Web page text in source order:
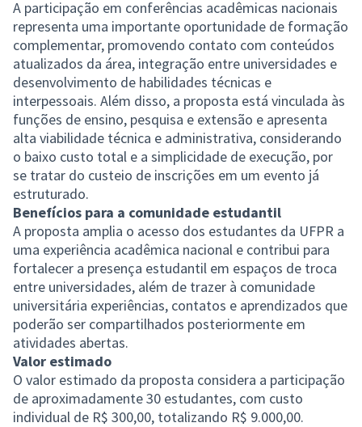
A participação em conferências acadêmicas nacionais
representa uma importante oportunidade de formação
complementar, promovendo contato com conteúdos
atualizados da área, integração entre universidades e
desenvolvimento de habilidades técnicas e
interpessoais. Além disso, a proposta está vinculada às
funções de ensino, pesquisa e extensão e apresenta
alta viabilidade técnica e administrativa, considerando
o baixo custo total e a simplicidade de execução, por
se tratar do custeio de inscrições em um evento já
estruturado.
Benefícios para a comunidade estudantil
A proposta amplia o acesso dos estudantes da UFPR a
uma experiência acadêmica nacional e contribui para
fortalecer a presença estudantil em espaços de troca
entre universidades, além de trazer à comunidade
universitária experiências, contatos e aprendizados que
poderão ser compartilhados posteriormente em
atividades abertas.
Valor estimado
O valor estimado da proposta considera a participação
de aproximadamente 30 estudantes, com custo
individual de R$ 300,00, totalizando R$ 9.000,00.